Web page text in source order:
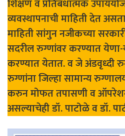
शिक्षण व प्रतिबधात्मक
व्यवस्थापनाची ‍माहिती देत
माहिती सांगुन नजीकच्या
सदरील रुग्णांवर करण्यात येणा-
करण्यात येतात. व जे अंडवृध्दी
रुग्णांना जिल्हा सामान्य
करुन मोफत तपासणी व
असल्याचेही डॉ. पाटोळे व डॉ.